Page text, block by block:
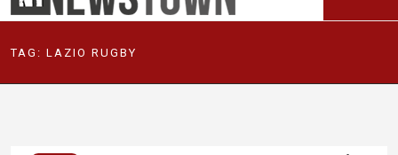
TAG: LAZIO RUGBY